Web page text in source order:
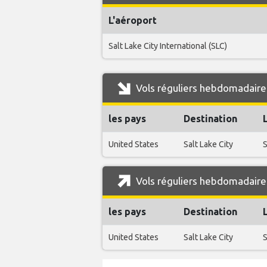
L'aéroport
Salt Lake City International (SLC)
Vols réguliers
les pays Destination
United States Salt Lake City
Vols réguliers
les pays Destination
United States Salt Lake City